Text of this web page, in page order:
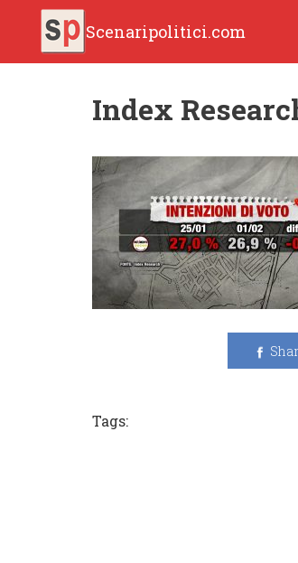
Scenaripolitici.com
Index
Tags: